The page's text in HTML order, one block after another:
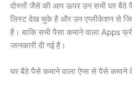
दोस्तों जैसे की आप ऊपर उन सभी घर बैठे
लिस्ट देख चुके है और उन एप्लीकेशन से
है। बाकि सभी पैसा कमाने वाला Apps
जानकारी दी गई है।
घर बैठे पैसे कमाने वाला ऐप्स से पैसे